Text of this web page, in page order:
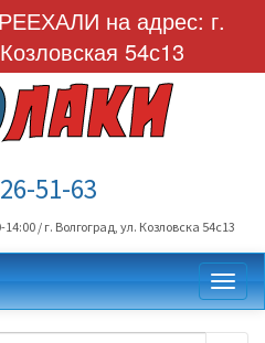
на адрес: г.
54с13
51-63
/ г. Волгоград, ул. Козловска 54с13